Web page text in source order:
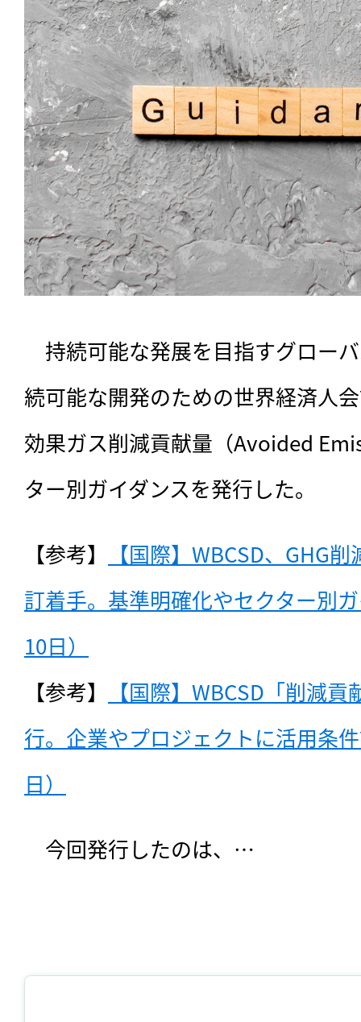
持続可能な発展を目指すグロー
続可能な開発のための世界経済人
効果ガス削減貢献量（Avoided
ター別ガイダンスを発行した。
【参考】
【国際】WBCSD、GHG
訂着手。基準明確化やセクター別
10日）
【参考】
【国際】WBCSD「削減
行。企業やプロジェクトに活用条
日）
今回発行したのは、…